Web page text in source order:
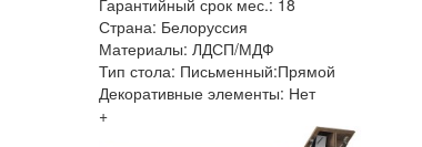
Страна: Белоруссия
Материалы: ЛДСП/МДФ
Тип стола: Письменный:Прямой
Декоративные элементы: Нет
+